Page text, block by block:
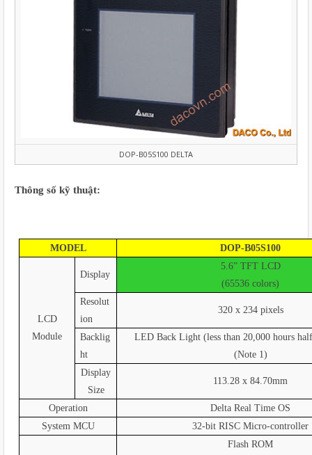
DOP-B05S100 DELTA
Thông số kỹ thuật:
MODEL DOP-B05S100
LCD
Module
Display
5.6” TFT LCD
(65536 colors)
Resolut
ion
320 x 234 pixels
Backlig
ht
LED Back Light (less than 20,000 hours
(Note 1)
Display
Size
113.28 x 84.70mm
Operation
Delta Real Time OS
System MCU
32-bit RISC Micro-controller
Flash ROM